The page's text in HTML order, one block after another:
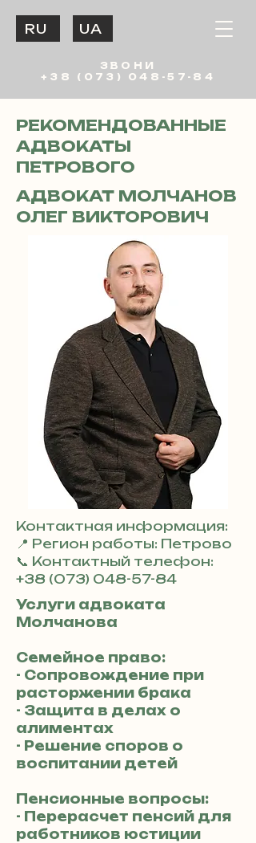
ЗВОНИ
+38 (073) 048-57-84
UA
RU
РЕКОМЕНДОВАННЫЕ
АДВОКАТЫ
ПЕТРОВОГО
АДВОКАТ МОЛЧАНОВ
ОЛЕГ ВИКТОРОВИЧ
Контактная информация:
📍 Регион работы: Петрово
📞 Контактный телефон:
+38 (073) 048-57-84
Услуги адвоката
Молчанова
Семейное право:
- Сопровождение при
расторжении брака
- Защита в делах о
алиментах
- Решение споров о
воспитании детей
Пенсионные вопросы:
- Перерасчет пенсий для
работников юстиции